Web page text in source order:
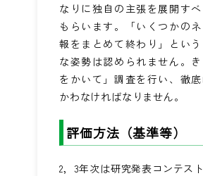
なりに独自の主張を展開す
もらいます。「いくつかの
報をまとめて終わり」とい
な姿勢は認められません。
をかいて」調査を行い、徹
かわなければなりません。
評価方法（基準等）
2，3年次は研究発表コンテス